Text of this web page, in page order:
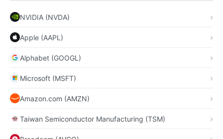
NVIDIA (NVDA)
Apple (AAPL)
Alphabet (GOOGL)
Microsoft (MSFT)
Amazon.com (AMZN)
Taiwan Semiconductor Manufacturing (TSM)